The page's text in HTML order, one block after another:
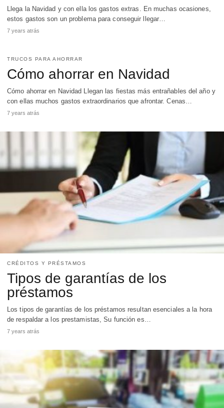
Llega la Navidad y con ella los gastos extras. En muchas ocasiones,
estos gastos son un problema para conseguir llegar…
7 years atrás
TRUCOS PARA AHORRAR
Cómo ahorrar en Navidad
Cómo ahorrar en Navidad Llegan las fiestas más entrañables del año y
con ellas muchos gastos extraordinarios que afrontar. Cenas…
7 years atrás
CRÉDITOS Y PRÉSTAMOS
Tipos de garantías de los
préstamos
Los tipos de garantías de los préstamos resultan esenciales a la hora
de respaldar a los prestamistas, Su función es…
7 years atrás